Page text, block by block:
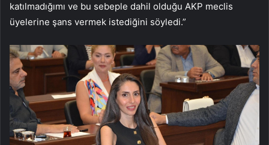
katılmadığımı ve bu sebeple dahil olduğu AKP meclis
üyelerine şans vermek istediğini söyledi.”